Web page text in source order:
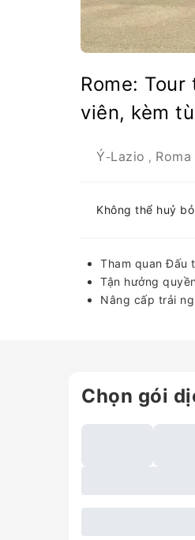
Rome:
viên, kèm
Ý-Lazio , Roma
Không thể huỷ bỏ
Tham quan Đấu
Tận hưởng
Nâng cấp trải
Chọn gói